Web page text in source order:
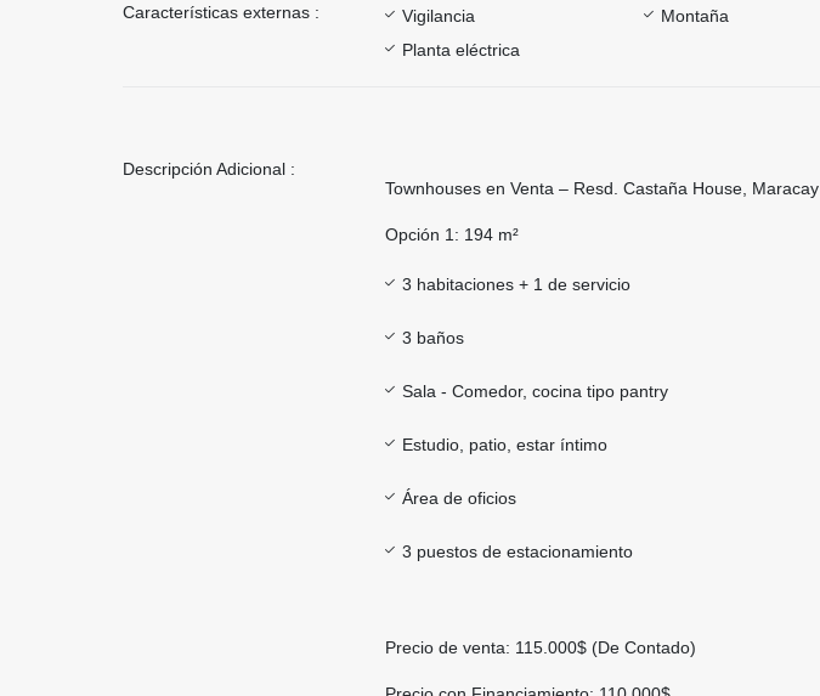
Características externas : Vigilancia Montaña
Planta eléctrica
Descripción Adicional :
Townhouses en Venta – Resd. Castaña House, Maracay
Opción 1: 194 m²
3 habitaciones + 1 de servicio
3 baños
Sala - Comedor, cocina tipo pantry
Estudio, patio, estar íntimo
Área de oficios
3 puestos de estacionamiento
Precio de venta: 115.000$ (De Contado)